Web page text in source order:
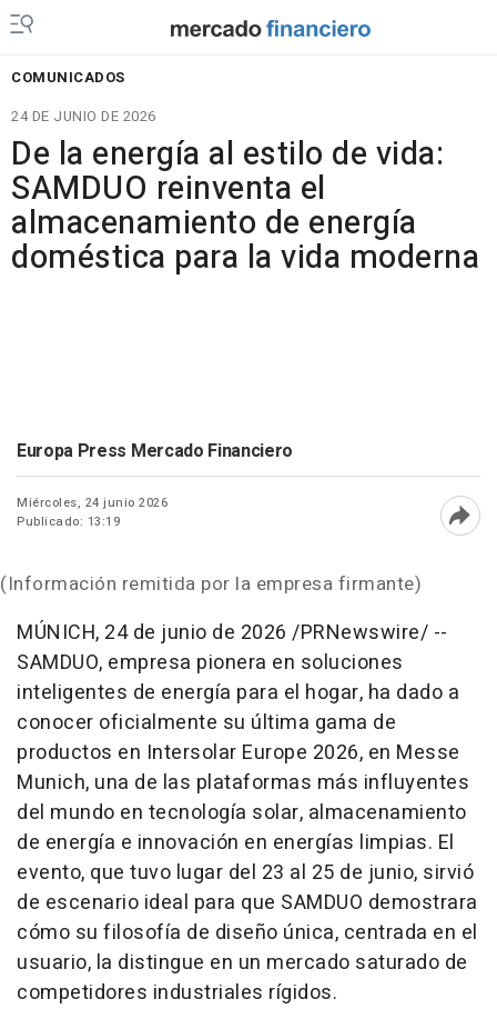
COMUNICADOS
24 DE JUNIO DE 2026
De la energía al estilo de vida:
SAMDUO reinventa el
almacenamiento de energía
doméstica para la vida moderna
Europa Press Mercado Financiero
Miércoles, 24 junio 2026
Publicado: 13:19
(Información remitida por la empresa firmante)
MÚNICH, 24 de junio de 2026 /PRNewswire/ --
SAMDUO, empresa pionera en soluciones
inteligentes de energía para el hogar, ha dado a
conocer oficialmente su última gama de
productos en Intersolar Europe 2026, en Messe
Munich, una de las plataformas más influyentes
del mundo en tecnología solar, almacenamiento
de energía e innovación en energías limpias. El
evento, que tuvo lugar del 23 al 25 de junio, sirvió
de escenario ideal para que SAMDUO demostrara
cómo su filosofía de diseño única, centrada en el
usuario, la distingue en un mercado saturado de
competidores industriales rígidos.